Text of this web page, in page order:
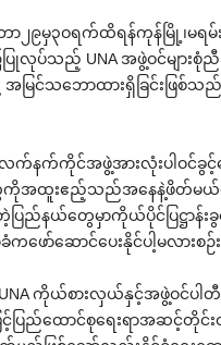
၉မှ၃ဝရက်ထိရန်ကုန်မြို့၊မရမ်း
ပြုလုပ်သည့် UNA အဖွဲ့ဝင်များ
မြင်သ‌ဘောထားရှိခြင်းဖြစ်
းလက်နက်ကိုင်အဖွဲ့အားလုံးပါဝင်ခွ
းဧည့်သည်အ‌နေနဲ့ဖိတ်မယ်‌ဆွေး‌
ပြည်နယ်‌တွေမှာကိုယ်ပိုင်ပြဋ္ဌာန်
ာ်‌ဆောင်‌ပေးနိုင်ပါ့မလားစဉ်း
ကိုယ်စားလှယ်နှင့်အဖွဲ့ဝင်ပ
င့်ပြည်‌ထောင်စု‌ရေးရာအဆင့်တိုင်